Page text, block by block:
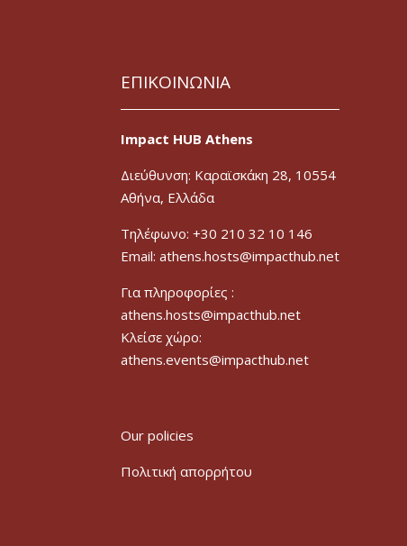
ΕΠΙΚΟΙΝΩΝΙΑ
Impact HUB Athens
Διεύθυνση: Καραϊσκάκη 28, 10554
Αθήνα, Ελλάδα
Τηλέφωνο: +30 210 32 10 146
Email: athens.hosts@impacthub.net
Για πληροφορίες :
athens.hosts@impacthub.net
Κλείσε χώρο:
athens.events@impacthub.net
Our policies
Πολιτική απορρήτου